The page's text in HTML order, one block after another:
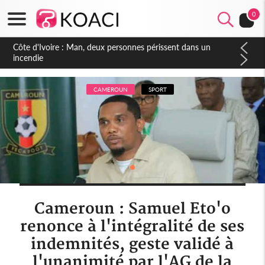
0
Côte d'Ivoire : Séileu, la célébration de la fête nationale
transformée en vaste campagne contre les produits
dépigmentants dangereux
CAMEROUN SPORT
Cameroun : Samuel Eto'o
renonce à l'intégralité de ses
indemnités, geste validé à